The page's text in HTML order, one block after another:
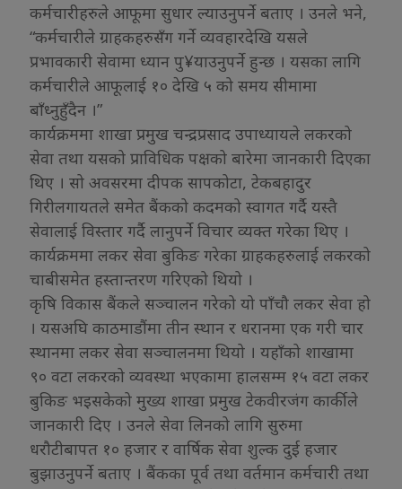
कर्मचारीहरुले आफूमा सुधार ल्याउनुपर्ने बताए । उनले भने,
“कर्मचारीले ग्राहकहरुसँग गर्ने व्यवहारदेखि यसले
प्रभावकारी सेवामा ध्यान पु¥याउनुपर्ने हुन्छ । यसका लागि
कर्मचारीले आफूलाई १० देखि ५ को समय सीमामा
बाँध्नुहुँदैन ।”
कार्यक्रममा शाखा प्रमुख चन्द्रप्रसाद उपाध्यायले लकरको
सेवा तथा यसको प्राविधिक पक्षको बारेमा जानकारी दिएका
थिए । सो अवसरमा दीपक सापकोटा, टेकबहादुर
गिरीलगायतले समेत बैंकको कदमको स्वागत गर्दै यस्तै
सेवालाई विस्तार गर्दै लानुपर्ने विचार व्यक्त गरेका थिए ।
कार्यक्रममा लकर सेवा बुकिङ गरेका ग्राहकहरुलाई लकरको
चाबीसमेत हस्तान्तरण गरिएको थियो ।
कृषि विकास बैंकले सञ्चालन गरेको यो पाँचौ लकर सेवा हो
। यसअघि काठमाडौंमा तीन स्थान र धरानमा एक गरी चार
स्थानमा लकर सेवा सञ्चालनमा थियो । यहाँको शाखामा
९० वटा लकरको व्यवस्था भएकामा हालसम्म १५ वटा लकर
बुकिङ भइसकेको मुख्य शाखा प्रमुख टेकवीरजंग कार्कीले
जानकारी दिए । उनले सेवा लिनको लागि सुरुमा
धरौटीबापत १० हजार र वार्षिक सेवा शुल्क दुई हजार
बुझाउनुपर्ने बताए । बैंकका पूर्व तथा वर्तमान कर्मचारी तथा